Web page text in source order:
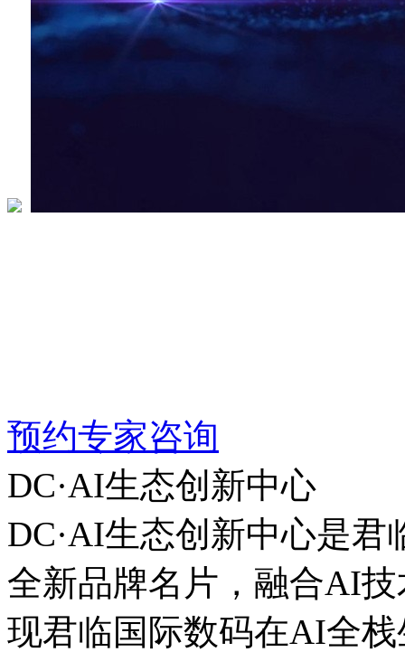
预约专家咨询
DC·AI生态创新中心
DC·AI生态创新中心是
全新品牌名片，融合AI技
现君临国际数码在AI全